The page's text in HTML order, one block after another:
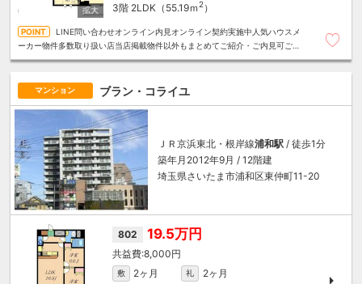
3階 2LDK（55.19ｍ2）
LINE問い合わせオンライン内見オンライン契約実施中人気ハウスメ
ーカー物件多数取り扱い店当店掲載物件以外もまとめてご紹介・ご内見可ご予
マンション ブラン・コライユ
ＪＲ京浜東北・根岸線浦和駅 / 徒歩1分
築年月2012年9月 / 12階建
埼玉県さいたま市浦和区東仲町11-20
802 19.5万円
8,000円
敷 2ヶ月 礼
2ヶ月